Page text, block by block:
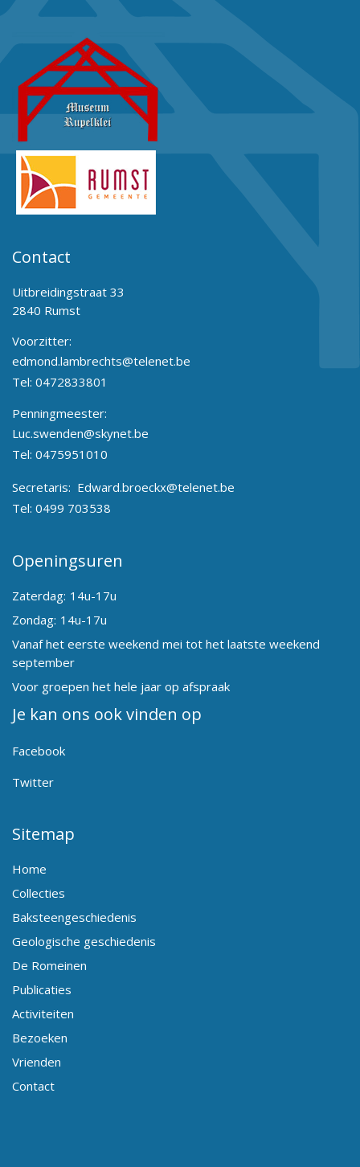
Contact
Uitbreidingstraat 33
2840 Rumst
Voorzitter:
edmond.lambrechts@telenet.be
Tel: 0472833801
Penningmeester:
Luc.swenden@skynet.be
Tel: 0475951010
Secretaris: Edward.broeckx@telenet.be
Tel: 0499 703538
Openingsuren
Zaterdag: 14u-17u
Zondag: 14u-17u
Vanaf het eerste weekend mei tot het laatste weekend
september
Voor groepen het hele jaar op afspraak
Je kan ons ook vinden op
Facebook
Twitter
Sitemap
Home
Collecties
Baksteengeschiedenis
Geologische geschiedenis
De Romeinen
Publicaties
Activiteiten
Bezoeken
Vrienden
Contact